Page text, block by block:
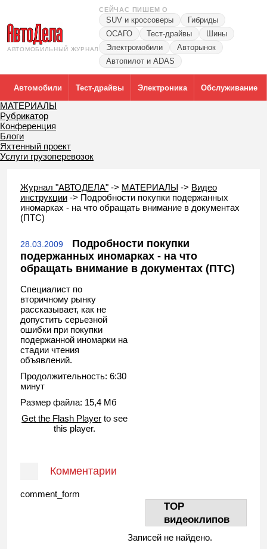
АВТОМОБИЛЬНЫЙ ЖУРНАЛ
СЕЙЧАС ПИШЕМ О
SUV и кроссоверы
Гибриды
ОСАГО
Тест-драйвы
Шины
Электромобили
Авторынок
Автопилот и ADAS
Автомобили Тест-драйвы Электроника Обслуживание
МАТЕРИАЛЫ
Рубрикатор
Конференция
Блоги
Яхтенный проект
Услуги грузоперевозок
Журнал "АВТОДЕЛА" -> МАТЕРИАЛЫ -> Видео
инструкции -> Подробности покупки подержанных
иномарках - на что обращать внимание в документах
(ПТС)
28.03.2009
Подробности покупки
подержанных иномарках - на что
обращать внимание в документах (ПТС)
Специалист по
вторичному рынку
рассказывает, как не
допустить серьезной
ошибки при покупки
подержанной иномарки на
стадии чтения
объявлений.
Продолжительность: 6:30
минут
Размер файла: 15,4 Мб
Get the Flash Player to see
this player.
Комментарии
comment_form
TOP
видеоклипов
Записей не найдено.